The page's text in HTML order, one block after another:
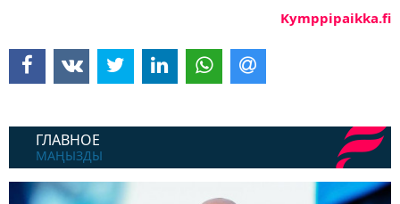
ГЛАВНОЕ
МАҢЫЗДЫ
Kymppipaikka.fi